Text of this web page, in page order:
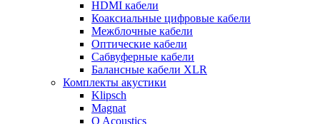
HDMI кабели
Коаксиальные цифровые кабели
Межблочные кабели
Оптические кабели
Сабвуферные кабели
Балансные кабели XLR
Комплекты акустики
Klipsch
Magnat
Q Acoustics